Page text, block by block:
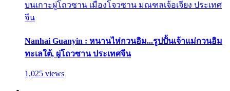
บนเกาะผู่โถวซาน เมืองโจวซาน มณฑลเจ้อเจียง ประเทศ
จีน
Nanhai Guanyin : หนานไห่กวนอิม...รูปปั้นเจ้าแม่กวนอิม
ทะเลใต้, ผู่โถวซาน ประเทศจีน
1,025 views